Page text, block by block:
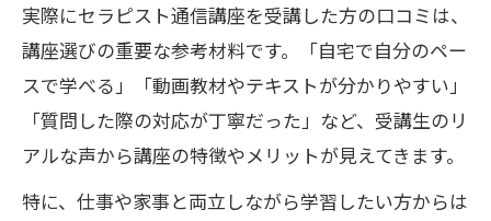
実際にセラピスト通信講座を受講した方の口コミは、
講座選びの重要な参考材料です。「自宅で自分のペー
スで学べる」「動画教材やテキストが分かりやすい」
「質問した際の対応が丁寧だった」など、受講生のリ
アルな声から講座の特徴やメリットが見えてきます。
特に、仕事や家事と両立しながら学習したい方からは